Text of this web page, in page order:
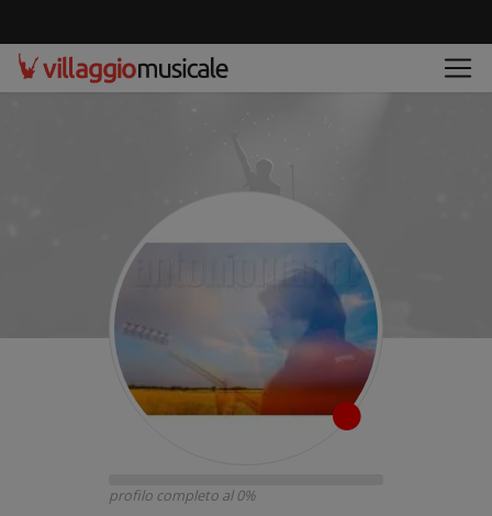
profilo completo al 0%